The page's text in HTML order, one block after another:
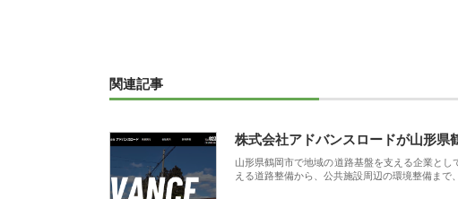
関連記事
株式会社アドバンスロードが山形県
山形県鶴岡市で地域の道路基盤を支える企業と
える道路整備から、公共施設周辺の環境整備ま